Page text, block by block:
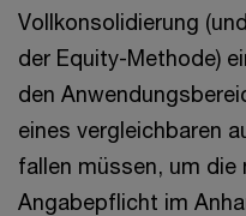
Vollkonsolidierung
der Equity-Methode)
den
eines vergleichbaren
fallen müssen, um die
Angabepflicht im